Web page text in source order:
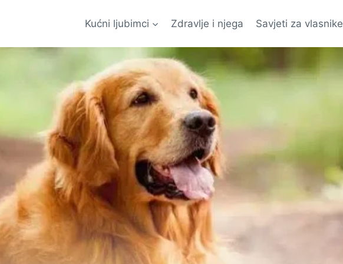
Kućni ljubimci Zdravlje i njega Savjeti za vlasnike